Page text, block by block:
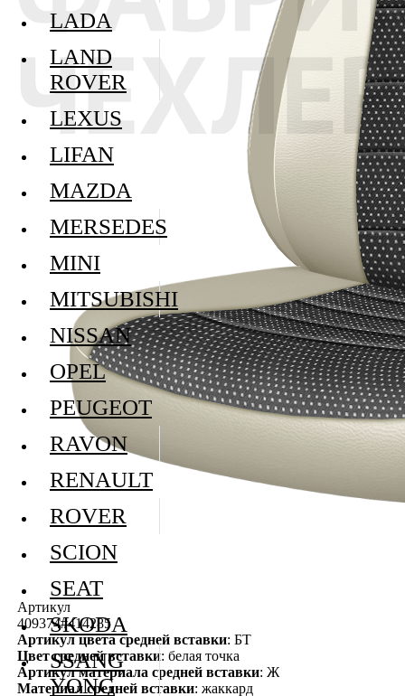
Артикул
409374#414285
Артикул цвета средней вставки: БТ
Цвет средней вставки: белая точка
Артикул материала средней вставки: Ж
Материал средней вставки: жаккард
LADA
LAND
ROVER
LEXUS
LIFAN
MAZDA
MERSEDES
MINI
MITSUBISHI
NISSAN
OPEL
PEUGEOT
RAVON
RENAULT
ROVER
SCION
SEAT
SKODA
SSANG
YONG